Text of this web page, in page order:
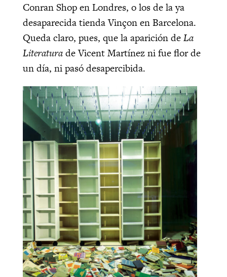
Conran Shop en Londres, o los de la ya
desaparecida tienda Vinçon en Barcelona.
Queda claro, pues, que la aparición deLa
Literaturade Vicent Martínez ni fue flor de
un día, ni pasó desapercibida.